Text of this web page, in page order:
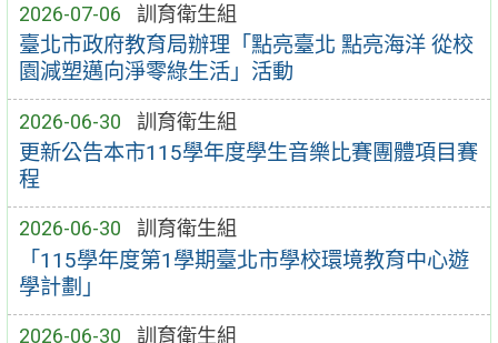
2026-07-06 訓育衛生組
臺北市政府教育局辦理「點亮臺北 點亮海洋 從校
園減塑邁向淨零綠生活」活動
2026-06-30 訓育衛生組
更新公告本市115學年度學生音樂比賽團體項目賽
程
2026-06-30 訓育衛生組
「115學年度第1學期臺北市學校環境教育中心遊
學計劃」
2026-06-30 訓育衛生組